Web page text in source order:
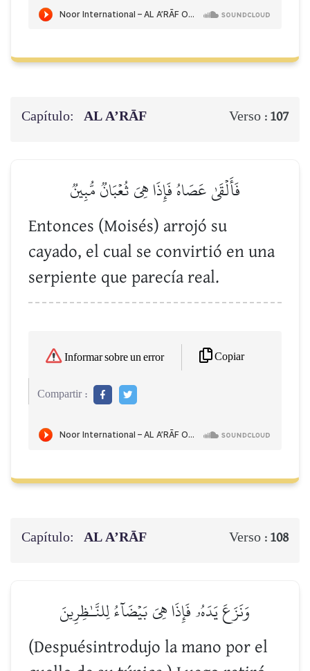
Capítulo: AL A’RĀF Verso : 107
فَأَلۡقَىٰ عَصَاهُ فَإِذَا هِيَ ثُعۡبَانٞ مُّبِينٞ
Entonces (Moisés) arrojó su
cayado, el cual se convirtió en una
serpiente que parecía real.
Informar sobre un error Copiar
Compartir :
Capítulo: AL A’RĀF Verso : 108
وَنَزَعَ يَدَهُۥ فَإِذَا هِيَ بَيۡضَآءُ لِلنَّـٰظِرِينَ
(Despuésintrodujo la mano por el